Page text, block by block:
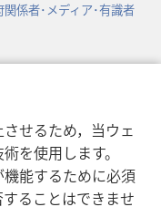
せるため，当ウェ
を使用します。
能するために必須
ることはできませ
係者･メディア･有識者